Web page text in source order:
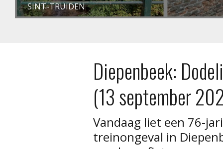
SINT-TRUIDEN
Diepenbeek:
(13 september
Vandaag liet een 76-
treinongeval in